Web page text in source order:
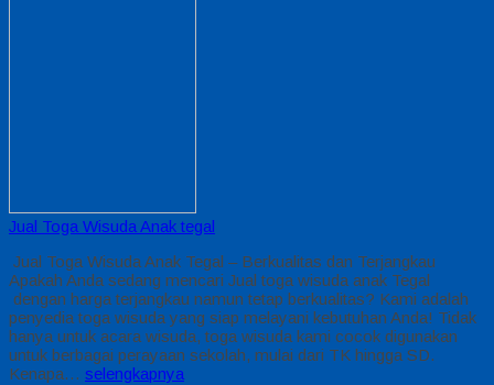
Jual Toga Wisuda Anak tegal
Jual Toga Wisuda Anak Tegal – Berkualitas dan Terjangkau
Apakah Anda sedang mencari Jual toga wisuda anak Tegal
dengan harga terjangkau namun tetap berkualitas? Kami adalah
penyedia toga wisuda yang siap melayani kebutuhan Anda! Tidak
hanya untuk acara wisuda, toga wisuda kami cocok digunakan
untuk berbagai perayaan sekolah, mulai dari TK hingga SD.
Kenapa… selengkapnya